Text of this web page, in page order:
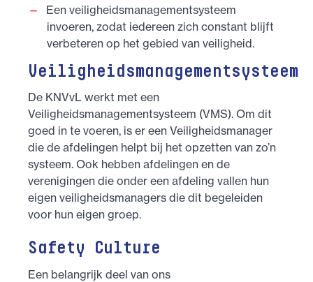
Een veiligheidsmanagementsysteem
invoeren, zodat iedereen zich constant blijft
verbeteren op het gebied van veiligheid.
Veiligheidsmanagementsysteem
De KNVvL werkt met een
Veiligheidsmanagementsysteem (VMS). Om dit
goed in te voeren, is er een Veiligheidsmanager
die de afdelingen helpt bij het opzetten van zo’n
systeem. Ook hebben afdelingen en de
verenigingen die onder een afdeling vallen hun
eigen veiligheidsmanagers die dit begeleiden
voor hun eigen groep.
Safety Culture
Een belangrijk deel van ons